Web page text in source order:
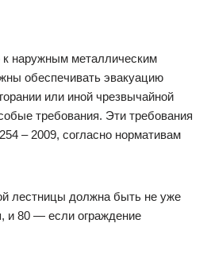
к наружным металлическим
обеспечивать эвакуацию
или иной чрезвычайной
требования. Эти требования
– 2009, согласно нормативам
лестницы должна быть не уже
и 80 — если ограждение